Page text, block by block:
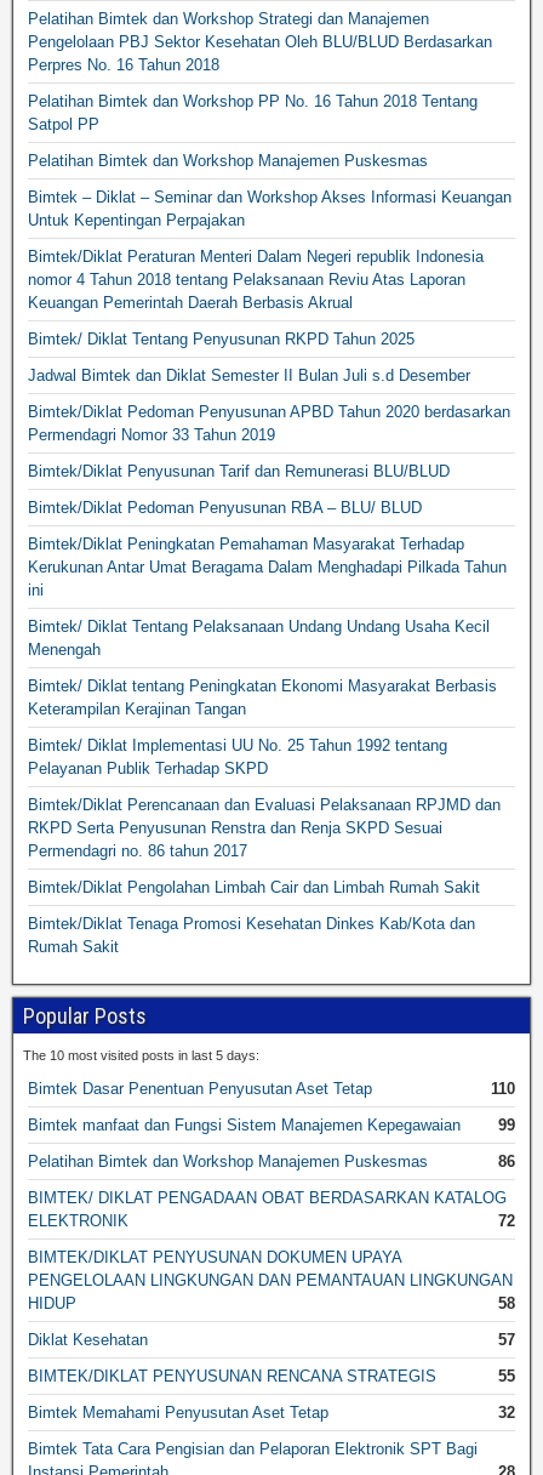
Pelatihan Bimtek dan Workshop Strategi dan Manajemen
Pengelolaan PBJ Sektor Kesehatan Oleh BLU/BLUD Berdasarkan
Perpres No. 16 Tahun 2018
Pelatihan Bimtek dan Workshop PP No. 16 Tahun 2018 Tentang
Satpol PP
Pelatihan Bimtek dan Workshop Manajemen Puskesmas
Bimtek – Diklat – Seminar dan Workshop Akses Informasi Keuangan
Untuk Kepentingan Perpajakan
Bimtek/Diklat Peraturan Menteri Dalam Negeri republik Indonesia
nomor 4 Tahun 2018 tentang Pelaksanaan Reviu Atas Laporan
Keuangan Pemerintah Daerah Berbasis Akrual
Bimtek/ Diklat Tentang Penyusunan RKPD Tahun 2025
Jadwal Bimtek dan Diklat Semester II Bulan Juli s.d Desember
Bimtek/Diklat Pedoman Penyusunan APBD Tahun 2020 berdasarkan
Permendagri Nomor 33 Tahun 2019
Bimtek/Diklat Penyusunan Tarif dan Remunerasi BLU/BLUD
Bimtek/Diklat Pedoman Penyusunan RBA – BLU/ BLUD
Bimtek/Diklat Peningkatan Pemahaman Masyarakat Terhadap
Kerukunan Antar Umat Beragama Dalam Menghadapi Pilkada Tahun
ini
Bimtek/ Diklat Tentang Pelaksanaan Undang Undang Usaha Kecil
Menengah
Bimtek/ Diklat tentang Peningkatan Ekonomi Masyarakat Berbasis
Keterampilan Kerajinan Tangan
Bimtek/ Diklat Implementasi UU No. 25 Tahun 1992 tentang
Pelayanan Publik Terhadap SKPD
Bimtek/Diklat Perencanaan dan Evaluasi Pelaksanaan RPJMD dan
RKPD Serta Penyusunan Renstra dan Renja SKPD Sesuai
Permendagri no. 86 tahun 2017
Bimtek/Diklat Pengolahan Limbah Cair dan Limbah Rumah Sakit
Bimtek/Diklat Tenaga Promosi Kesehatan Dinkes Kab/Kota dan
Rumah Sakit
Popular Posts
The 10 most visited posts in last 5 days:
Bimtek Dasar Penentuan Penyusutan Aset Tetap
110
Bimtek manfaat dan Fungsi Sistem Manajemen Kepegawaian
99
Pelatihan Bimtek dan Workshop Manajemen Puskesmas
86
BIMTEK/ DIKLAT PENGADAAN OBAT BERDASARKAN KATALOG
ELEKTRONIK
72
BIMTEK/DIKLAT PENYUSUNAN DOKUMEN UPAYA
PENGELOLAAN LINGKUNGAN DAN PEMANTAUAN LINGKUNGAN
HIDUP
58
Diklat Kesehatan
57
BIMTEK/DIKLAT PENYUSUNAN RENCANA STRATEGIS
55
Bimtek Memahami Penyusutan Aset Tetap
32
Bimtek Tata Cara Pengisian dan Pelaporan Elektronik SPT Bagi